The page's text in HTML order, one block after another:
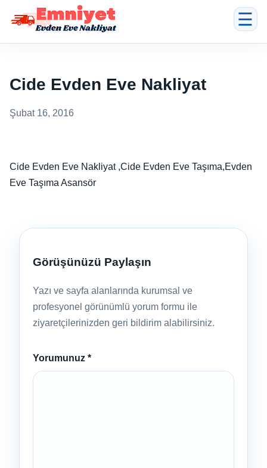
☰
Cide Evden Eve Nakliyat
Şubat 16, 2016
Cide Evden Eve Nakliyat ,Cide Evden Eve Taşıma,Evden
Eve Taşıma Asansör
Görüşünüzü Paylaşın
Yazı ve sayfa alanlarında kurumsal ve
profesyonel görünümlü yorum formu ile
ziyaretçilerinizden geri bildirim alabilirsiniz.
Yorumunuz *